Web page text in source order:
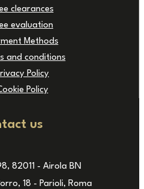
clearances
evaluation
Methods
and conditions
Policy
Policy
us
82011 - Airola BN
18 - Parioli, Roma